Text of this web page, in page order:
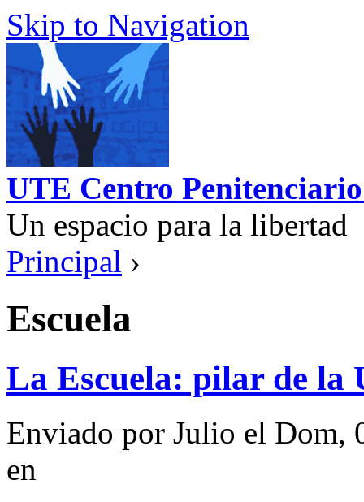
Skip to Navigation
UTE Centro
Un espacio para la libertad
Principal ›
Escuela
La Escuela: pilar de la
Enviado por Julio el Dom,
en